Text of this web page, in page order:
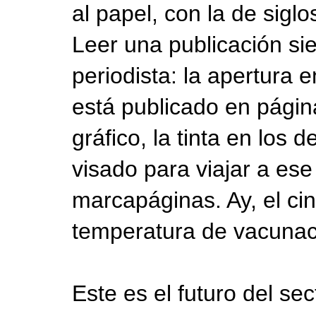
al papel, con la de
Leer una publicación
periodista: la apertura
está publicado en
gráfico, la tinta en los
visado para viajar a
marcapáginas. Ay, el
temperatura de
Este es el futuro del